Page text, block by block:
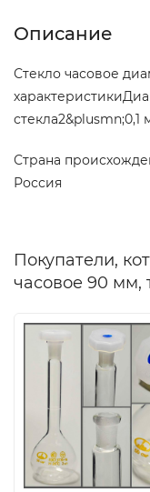
Описание
Стекло часовое
стекла2&plusmn;0,1
Страна
Россия
Покупатели,
часовое 90 мм,